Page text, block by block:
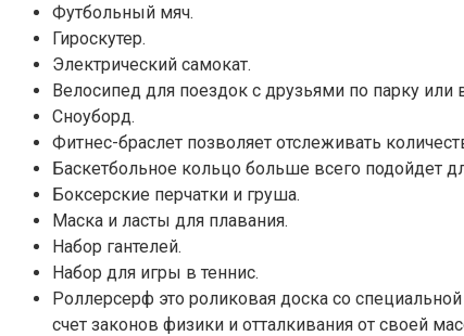
Футбольный мяч.
Гироскутер.
Электрический самокат.
Велосипед для поездок с друзьями по парку или
Сноуборд.
Фитнес-браслет позволяет отслеживать
Баскетбольное кольцо больше всего подойдет
Боксерские перчатки и груша.
Маска и ласты для плавания.
Набор гантелей.
Набор для игры в теннис.
Роллерсерф это роликовая доска со
счет законов физики и отталкивания от своей